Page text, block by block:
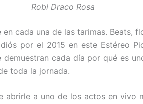
Robi Draco Rosa
cada una de las tarimas.
por el 2015 en este Estéreo
cada día por qué es
toda la jornada.
a uno de los actos en vivo